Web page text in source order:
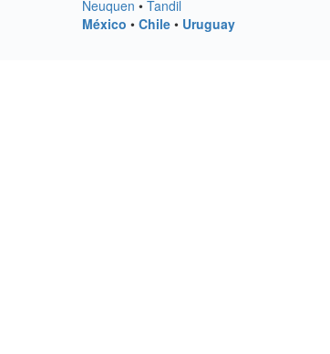
Neuquen •Tandil
México •Chile • Uruguay